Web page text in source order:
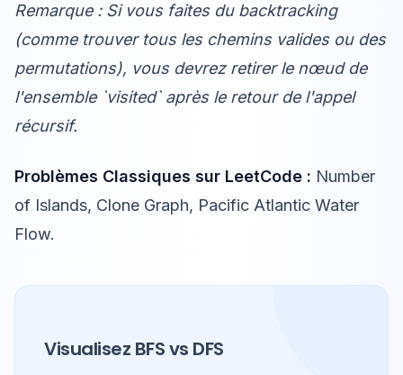
Remarque : Si vous faites du backtracking
(comme trouver tous les chemins valides ou des
permutations), vous devrez retirer le nœud de
l'ensemble `visited` après le retour de l'appel
récursif.
Problèmes Classiques sur LeetCode : Number
of Islands, Clone Graph, Pacific Atlantic Water
Flow.
Visualisez BFS vs DFS